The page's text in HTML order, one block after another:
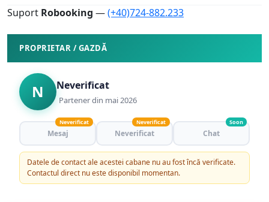
Suport Robooking —(+40)724-882.233
PROPRIETAR / GAZDĂ
N Neverificat
Partener din mai 2026
Mesaj
Neverificat
Neverificat
Neverificat
Chat
Soon
Datele de contact ale acestei cabane nu au fost încă verificate.
Contactul direct nu este disponibil momentan.